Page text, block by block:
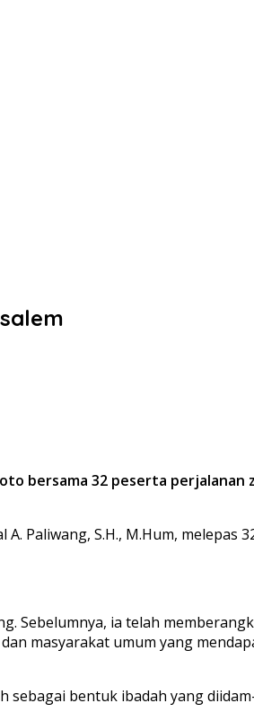
bersama 32 peserta
Paliwang, S.H., M.Hum,
Sebelumnya, ia telah
masyarakat umum yang
bentuk ibadah yang